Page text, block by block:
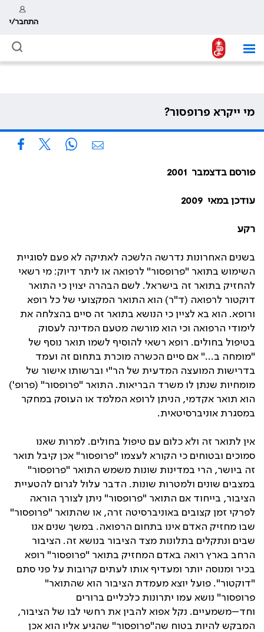
התחבר/י
מי ייקרא פרופסור?
פורסם בדצמבר
עודכן במאי
רקע
בשנים האחרונות נדרשה הלשכה לאתיקה לא פעם לסוגיית
השימוש בתואר "פרופסור" לרפואה או ליתר דיוק: מי רשאי
להחזיק בתואר זה בישראל. לשם הבהרה יצוין כי התואר
דוקטור לרפואה (ד"ר) הוא התואר המקצועי של כל רופא
ורופא. הוא בא לציין כי הנושא בתואר זה סיים בהצלחה את
לימודי הרפואה וכי הוא מורשה מטעם המדינה לעסוק
בטיפול בחולים. רופא רשאי להוסיף לשמו תואר נוסף של
"מומחה ב..." אם סיים הכשרה מוכרת בתחום זה ועמד
בדרישות המועצה המדעית של הר"י וברשותו אישור של
מומחיות שנתן לו משרד הבריאות. התואר "פרופסור" (פרופ')
הוא תואר אקדמי, הניתן לרופא המלמד או העוסק במחקר
במסגרת אוניברסיטאית.
אין לתואר זה ולא כלום עם טיפול בחולים. למרות שאנו
סמוכים ובטוחים כי הקורא לעצמו "פרופסור" אכן קיבל תואר
זה ביושר, הרי במדינות שונות משמש התואר "פרופסור"
במצבים שונים ולמטרות שונות. הדבר עלול לגרום להטעיית
הציבור, בייחוד אם התואר "פרופסור" ניתן לצורך הוראה
לפרקי זמן קצובים באוניברסיטה זרה, או שהתואר "פרופסור"
שבו מחזיק האדם אינו בתחום הרפואה . במשך שנים אנו
שבים ונתקלים בתלונות מצד הציבור בנושא זה . הציבור
הרחב בארץ רואה באדם המחזיק בתואר "פרופסור" רופא
בכיר ומנוסה יותר ומעדיף אותו לעתים קרובות על פני סתם
"דוקטור". פועל יוצא מעמדת הציבור הוא שהתואר"
פרופסור" נושא עמו יתרונות כלכליים ברורים
וחד–משמעיים. נקל אפוא להבין את רחשי לבו של הציבור,
המבקש להיות בטוח שה"פרופסור" שהגיע אליו הוא אכן